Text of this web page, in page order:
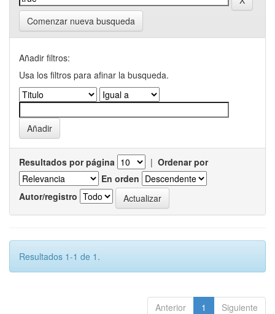
Comenzar nueva busqueda
Añadir filtros:
Usa los filtros para afinar la busqueda.
Resultados por página | Ordenar por
En orden
Autor/registro
Resultados 1-1 de 1.
Anterior 1 Siguiente